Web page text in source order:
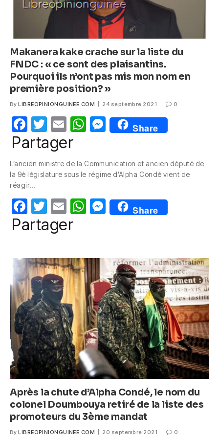
Makanera kake crache sur la liste du
FNDC : « ce sont des plaisantins.
Pourquoi ils n’ont pas mis mon nom en
première position? »
By LIBREOPINIONGUINEE.COM 24 septembre 2021 0
F
a
e
b
o
o
k
T
w
itt
er
E
m
W
s
p
p
M
e
e
g
er
Share
Partager
L’ancien ministre de la Communication et ancien député de
la 9è législature sous le régime d’Alpha Condé vient de
réagir…
F
a
b
o
o
k
T
w
itt
E
m
W
A
p
p
M
e
n
g
er
Share
Partager
Après la chute d’Alpha Condé, le nom du
colonel Doumbouya retiré de la liste des
promoteurs du 3ème mandat
By LIBREOPINIONGUINEE.COM 20 septembre 2021 0